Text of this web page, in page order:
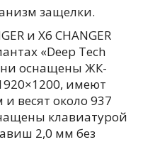
защелки.
и X6 CHANGER
«Deep Tech
оснащены ЖК-
имеют
весят около 937
клавиатурой
2,0 мм без